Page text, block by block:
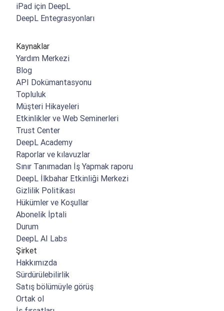
iPad için DeepL
DeepL Entegrasyonları
Kaynaklar
Yardım Merkezi
Blog
API Dokümantasyonu
Topluluk
Müşteri Hikayeleri
Etkinlikler ve Web Seminerleri
Trust Center
DeepL Academy
Raporlar ve kılavuzlar
Sınır Tanımadan İş Yapmak raporu
DeepL İlkbahar Etkinliği Merkezi
Gizlilik Politikası
Hükümler ve Koşullar
Abonelik İptali
Durum
DeepL AI Labs
Şirket
Hakkımızda
Sürdürülebilirlik
Satış bölümüyle görüş
Ortak ol